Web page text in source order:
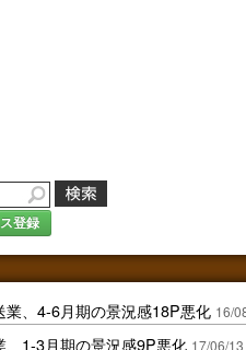
登録
、4-6月期の景況感18P悪化 16/
1-3月期の景況感9P悪化 17/06/13